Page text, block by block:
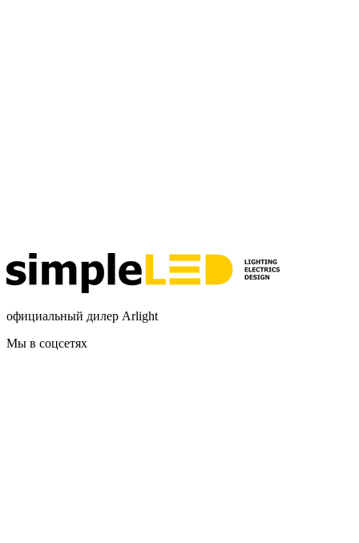
официальный дилер Arlight
Мы в соцсетях